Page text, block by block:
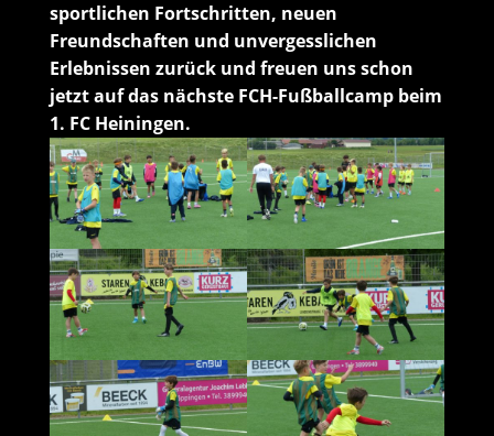
sportlichen Fortschritten, neuen
Freundschaften und unvergesslichen
Erlebnissen zurück und freuen uns schon
jetzt auf das nächste FCH-Fußballcamp beim
1. FC Heiningen.